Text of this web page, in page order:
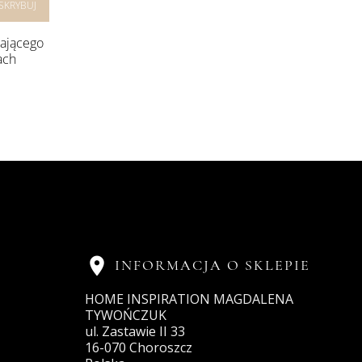

INFORMACJA O SKLEPIE
HOME INSPIRATION MAGDALENA
TYWOŃCZUK
ul. Zastawie II 33
16-070 Choroszcz